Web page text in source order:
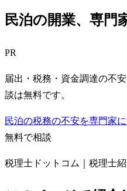
民泊の開業、専門
PR
届出・税務・資金調達の不
談は無料です。
民泊の税務の不安を専門家
無料で相談
税理士ドットコム｜税理士